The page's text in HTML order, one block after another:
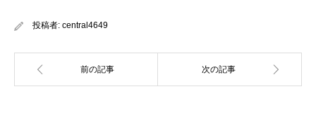
投稿者: central4649